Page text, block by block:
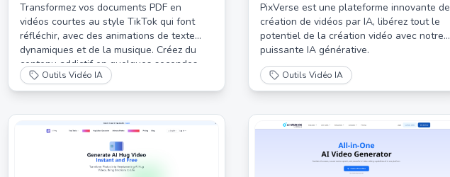
Transformez vos documents PDF en
vidéos courtes au style TikTok qui font
réfléchir, avec des animations de texte
dynamiques et de la musique. Créez du
contenu addictif en quelques secondes.
Outils Vidéo IA
PixVerse est une plateforme innovante de
création de vidéos par IA, libérez tout le
potentiel de la création vidéo avec notre
puissante IA générative.
Outils Vidéo IA